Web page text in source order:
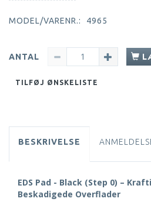
MODEL/VARENR.: 4965
ANTAL
TILFØJ ØNSKELISTE
BESKRIVELSE
EDS Pad - Black (Step 0) –
Beskadigede Overflader